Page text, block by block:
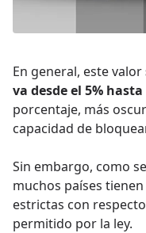
En general, este valor
va desde el 5% hasta
porcentaje, más
capacidad de
Sin embargo, como
muchos países
estrictas con
permitido por la ley.